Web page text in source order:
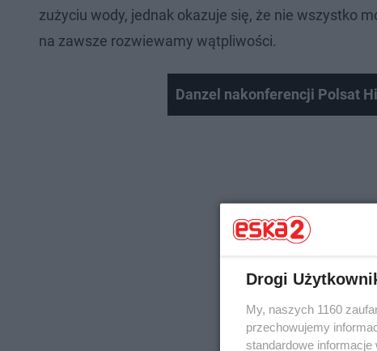
zużyciu wody, jednak okazuje się, że nie wszystko
na zawsze rozwiewamy wątpliwości.
Danzel nakonferencji Polsat
Drogi
My, naszych 1160
przechowujemy
standardowe informacje